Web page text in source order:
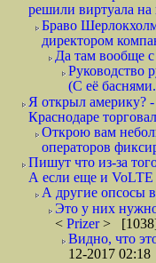
решили виртуала на
Браво
директором
Да там вообще с
Руководство
(С её
Я открыл америку? -
Краснодаре
Открою вам
операторов
Пишут что из-за
А если еще и VoLTE
А другие опсосы
Это у них
< Prizer>
Видно, что
12-2017 02:18